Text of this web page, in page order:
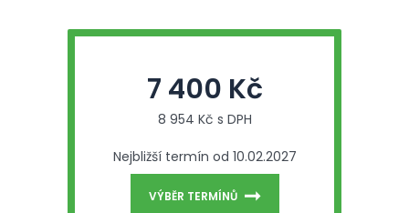
7 400 Kč
8 954 Kč s DPH
Nejbližší termín od 10.02.2027
VÝBĚR TERMÍNŮ